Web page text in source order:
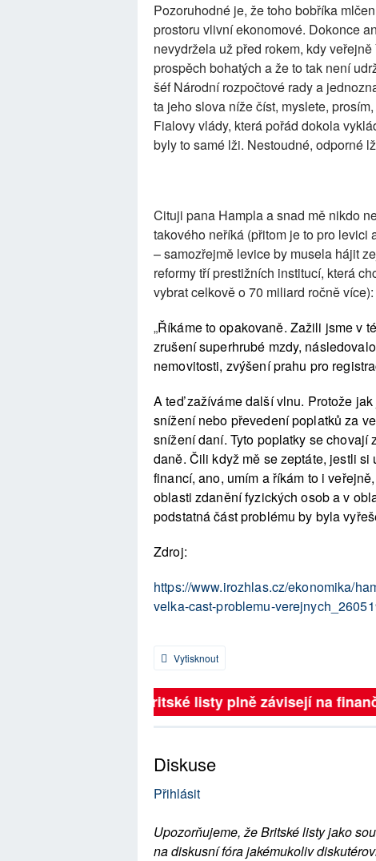
Pozoruhodné je, že toho bobříka
prostoru vlivní ekonomové. Dokonce
nevydržela už před rokem, kdy
prospěch bohatých a že to tak není
šéf Národní rozpočtové rady a
ta jeho slova níže číst, myslete,
Fialovy vlády, která pořád dokola
byly to samé lži. Nestoudné, odporné
Cituji pana Hampla a snad mě nikdo
takového neříká (přitom je to pro
– samozřejmě levice by musela hájit
reformy tří prestižních institucí, která
vybrat celkově o 70 miliard ročně více):
„Říkáme to opakovaně. Zažili jsme v
zrušení superhrubé mzdy,
nemovitosti, zvýšení prahu pro
A teď zažíváme další vlnu. Protože
snížení nebo převedení poplatků za
snížení daní. Tyto poplatky se
daně. Čili když mě se zeptáte, jestli
financí, ano, umím a říkám to i
oblasti zdanění fyzických osob a v
podstatná část problému by byla
Zdroj:
https://www.irozhlas.cz/ekonomika/
velka-cast-problemu-
Vytisknout
Britské listy plně závisejí na
Diskuse
Přihlásit
Upozorňujeme, že Britské listy jako
na diskusní fóra jakémukoliv